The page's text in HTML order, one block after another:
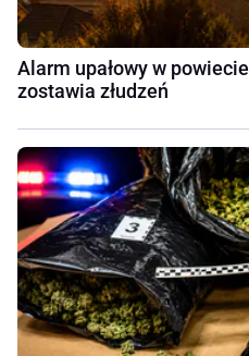
Alarm upałowy w
zostawia złudzeń